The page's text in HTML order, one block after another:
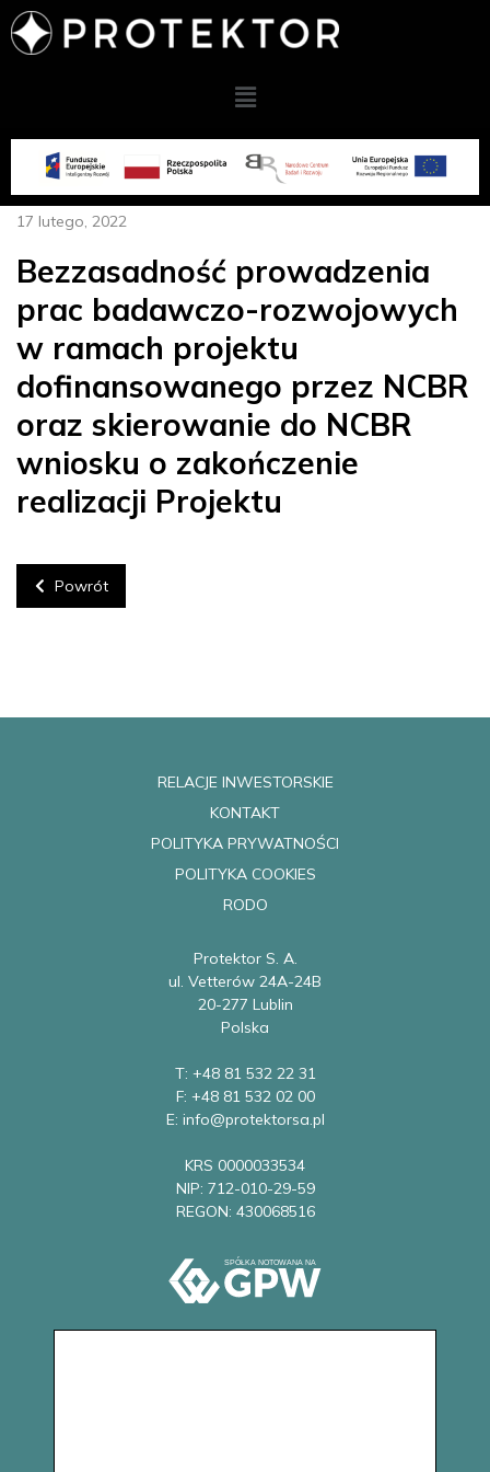
Powrót
17 lutego, 2022
Bezzasadność prowadzenia
prac badawczo-rozwojowych
w ramach projektu
dofinansowanego przez NCBR
oraz skierowanie do NCBR
wniosku o zakończenie
realizacji Projektu
RELACJE INWESTORSKIE
KONTAKT
POLITYKA PRYWATNOŚCI
POLITYKA COOKIES
RODO
Protektor S. A.
ul. Vetterów 24A-24B
20-277 Lublin
Polska
T: +48 81 532 22 31
F: +48 81 532 02 00
E: info@protektorsa.pl
KRS 0000033534
NIP: 712-010-29-59
REGON: 430068516